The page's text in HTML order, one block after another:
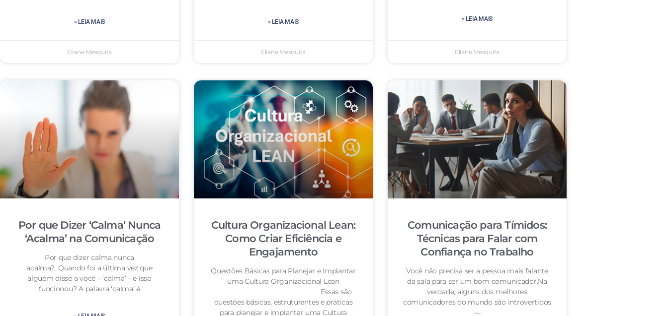
» LEIA MAIS
Eliane Mesquita
» LEIA MAIS
Eliane Mesquita
» LEIA MAIS
Eliane Mesquita
Por que Dizer ‘Calma’ Nunca
‘Acalma’ na Comunicação
Por que dizer calma nunca
acalma? Quando foi a última vez que
alguém disse a você – ‘calma’ – e isso
funcionou? A palavra ‘calma’ é
Cultura Organizacional Lean:
Como Criar Eficiência e
Engajamento
Questões Básicas para Planejar e Implantar
uma Cultura Organizacional Lean
Essas são
questões básicas, estruturantes e práticas
para planejar e implantar uma Cultura
Comunicação para Tímidos:
Técnicas para Falar com
Confiança no Trabalho
Você não precisa ser a pessoa mais falante
da sala para ser um bom comunicador.Na
verdade, alguns dos melhores
comunicadores do mundo são introvertidos
—